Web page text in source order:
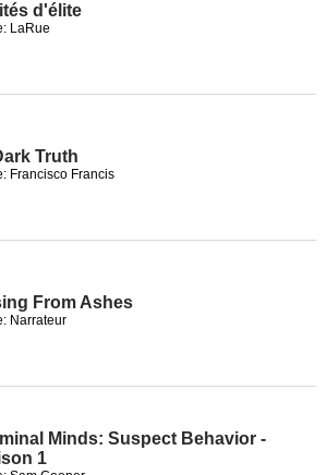
d'élite
LaRue
Truth
Francisco Francis
From Ashes
Narrateur
Minds: Suspect Behavior -
1